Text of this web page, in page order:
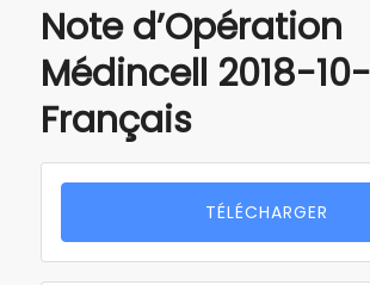
Note d’Opération
Médincell 2018-
Français
TÉLÉCHARGER